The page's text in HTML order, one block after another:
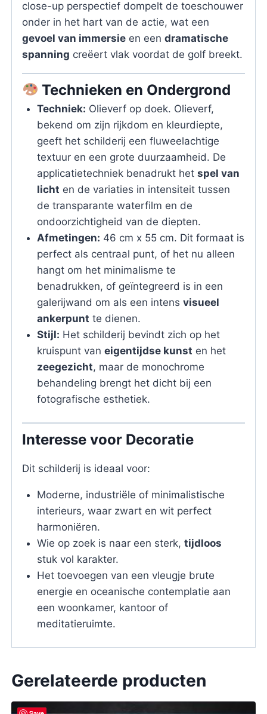
close-up perspectief dompelt de toeschouwer
onder in het hart van de actie, wat een
gevoel van immersieen een dramatische
spanning creëert vlak voordat de golf breekt.
Technieken en Ondergrond
Techniek: Olieverf op doek. Olieverf,
bekend om zijn rijkdom en kleurdiepte,
geeft het schilderij een fluweelachtige
textuur en een grote duurzaamheid. De
applicatietechniek benadrukt hetspel van
licht en de variaties in intensiteit tussen
de transparante waterfilm en de
ondoorzichtigheid van de diepten.
Afmetingen: 46 cm x 55 cm. Dit formaat is
perfect als centraal punt, of het nu alleen
hangt om het minimalisme te
benadrukken, of geïntegreerd is in een
galerijwand om als een intensvisueel
ankerpunt te dienen.
Stijl: Het schilderij bevindt zich op het
kruispunt vaneigentijdse kunst en het
zeegezicht, maar de monochrome
behandeling brengt het dicht bij een
fotografische esthetiek.
Interesse voor Decoratie
Dit schilderij is ideaal voor:
Moderne, industriële of minimalistische
interieurs, waar zwart en wit perfect
harmoniëren.
Wie op zoek is naar een sterk,tijdloos
stuk vol karakter.
Het toevoegen van een vleugje brute
energie en oceanische contemplatie aan
een woonkamer, kantoor of
meditatieruimte.
Gerelateerde producten